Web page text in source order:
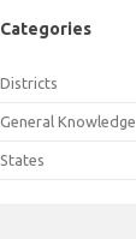
Categories
Districts
General Knowledge
States